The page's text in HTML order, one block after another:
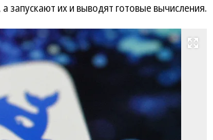
запускают их и выводят готовые вычисления.
Развернуть на весь экран